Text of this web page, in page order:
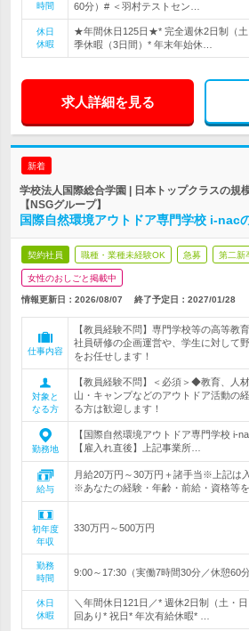
時間
60分）# ＜羽村テストセン…
休日
休暇
★年間休日125日★* 完全週休2日制（土
季休暇（3日間）* 年末年始休…
求人詳細を見る
新着
学校法人国際総合学園 | 日本トップクラスの規
【NSGグループ】
国際自然環境アウトドア専門学校 i-nac
契約社員 職種・業種未経験OK 急募 第二新
女性のおしごと掲載中
情報更新日：2026/08/07 終了予定日： 2027/01/28
仕事内容
【教員経験不問】専門学校等の高等教
社員研修の企画運営や、学生に対して
をお任せします！
対象と
なる方
【教員経験不問】＜必須＞◆教育、人
山・キャンプなどのアウトドア活動の
る方は歓迎します！
勤務地
【国際自然環境アウトドア専門学校 i-
【雇入れ直後】上記事業所…
給与
月給20万円～30万円＋諸手当※上記は
※あなたの経験・年齢・前給・資格等
初年度
年収
330万円～500万円
勤務
時間
9:00～17:30（実働7時間30分／休憩60
休日
休暇
＼年間休日121日／* 週休2日制（土・
回あり* 祝日* 年次有給休暇* …